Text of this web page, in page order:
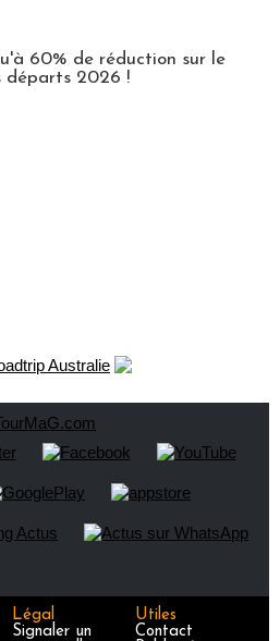
60% de réduction sur le
départs 2026 !
Légal
Signaler un
Utiles
Contact